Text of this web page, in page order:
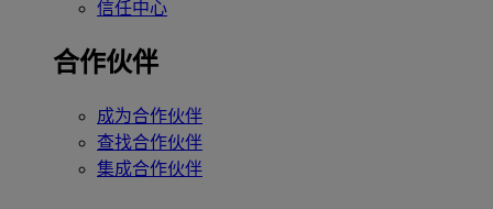
信任中心
合作伙伴
成为合作伙伴
查找合作伙伴
集成合作伙伴